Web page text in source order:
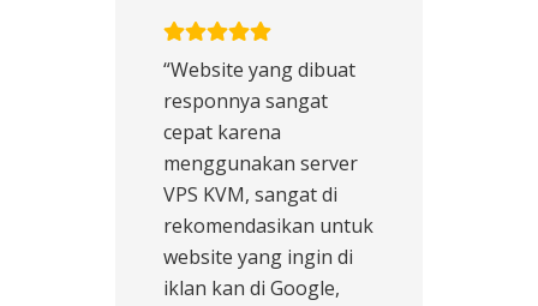
“Website yang dibuat
responnya sangat
cepat karena
menggunakan server
VPS KVM, sangat di
rekomendasikan untuk
website yang ingin di
iklan kan di Google,